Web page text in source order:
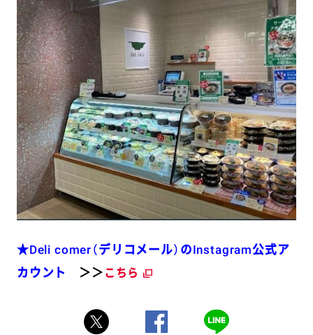
★Deli comer（デリコメール）のInstagram公式ア
カウント
＞＞ こちら